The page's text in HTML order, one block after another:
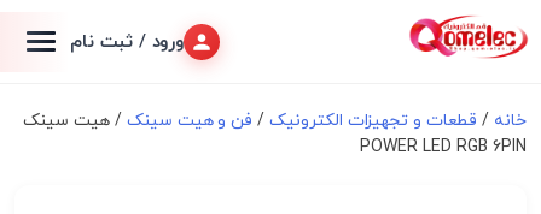
ورود / ثبت نام
خانه / قطعات و تجهیزات الکترونیک/ فن و هیت سینک / هیت سینک
POWER LED RGB 6PIN